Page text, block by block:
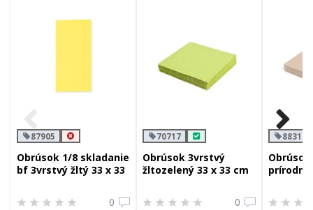
87905
Obrúsok 1/8 skladanie
bf 3vrstvý žltý 33 x 33
0
70717
Obrúsok 3vrstvý
žltozelený 33 x 33 cm
0
88310
prírodný